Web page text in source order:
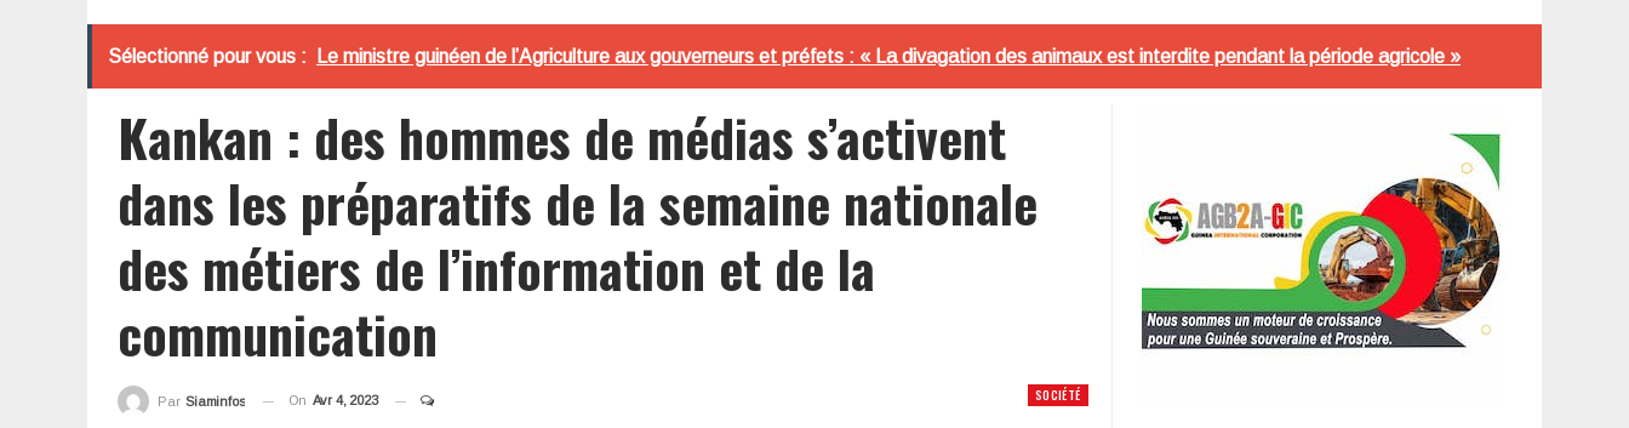
Sélectionné pour vous : Le ministre guinéen de l’Agriculture aux gouverneurs et préfets : « La divagation des animaux est interdite pendant la période agricole »
Kankan : des hommes de médias s’activent
dans les préparatifs de la semaine nationale
des métiers de l’information et de la
communication
SOCIÉTÉ
Par Siaminfos On Avr 4, 2023